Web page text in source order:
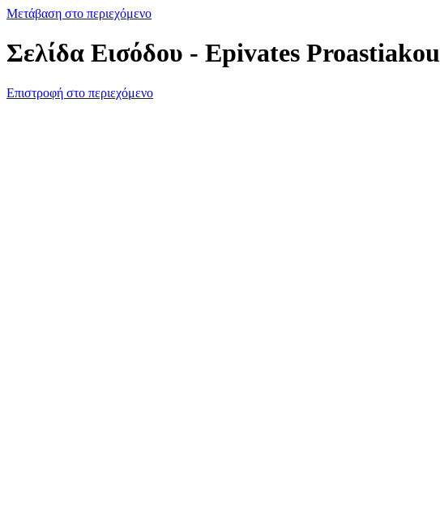
Μετάβαση στο περιεχόμενο
Σελίδα Εισόδου - Epivates Proastiakou
Επιστροφή στο περιεχόμενο